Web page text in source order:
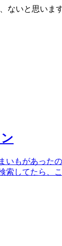
ないと思います
もがあった
してたら、